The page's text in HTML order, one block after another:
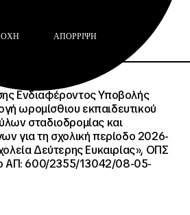
ΙΕΚ
Ενδιαφέροντος Υποβολής
ωρομίσθιου εκπαιδευτικού
σταδιοδρομίας και
για τη σχολική περίοδο 2026-
Δεύτερης Ευκαιρίας», ΟΠΣ
ΑΠ: 600/2355/13042/08-05-
ΑΠΌΡΡΙΨΗ